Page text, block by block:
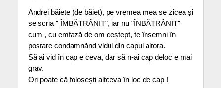
Andrei băiete (de băiet), pe vremea mea se zicea și
se scria ” ÎMBĂTRÂNIT”, iar nu ”ÎNBĂTRÂNIT”
cum , cu emfază de om deștept, te însemni în
postare condamnând vidul din capul altora.
Să ai vid în cap e ceva, dar să n-ai cap deloc e mai
grav.
Ori poate că folosești altceva în loc de cap !